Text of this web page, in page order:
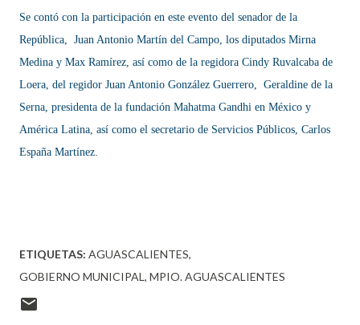
Se contó con la participación en este evento del senador de la
República, Juan Antonio Martín del Campo, los diputados Mirna
Medina y Max Ramírez, así como de la regidora Cindy Ruvalcaba de
Loera, del regidor Juan Antonio González Guerrero, Geraldine de la
Serna, presidenta de la fundación Mahatma Gandhi en México y
América Latina, así como el secretario de Servicios Públicos, Carlos
España Martínez.
ETIQUETAS: AGUASCALIENTES
GOBIERNO MUNICIPAL MPIO. AGUASCALIENTES